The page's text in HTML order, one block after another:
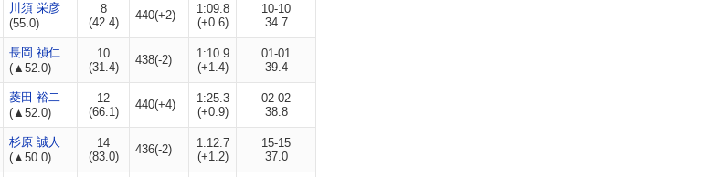
川須 栄彦
(55.0)
8
(42.4)
440(+2)
1:09.8
(+0.6)
10-10
34.7
長岡 禎仁
(▲52.0)
10
(31.4)
438(-2)
1:10.9
(+1.4)
01-01
39.4
菱田 裕二
(▲52.0)
12
(66.1)
440(+4)
1:25.3
(+0.9)
02-02
38.8
杉原 誠人
(▲50.0)
14
(83.0)
436(-2)
1:12.7
(+1.2)
15-15
37.0